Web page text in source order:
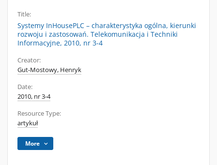
Title:
Systemy InHousePLC – charakterystyka ogólna, kierunki
rozwoju i zastosowań. Telekomunikacja i Techniki
Informacyjne, 2010, nr 3-4
Creator:
Gut-Mostowy, Henryk
Date:
2010, nr 3-4
Resource Type:
artykuł
More